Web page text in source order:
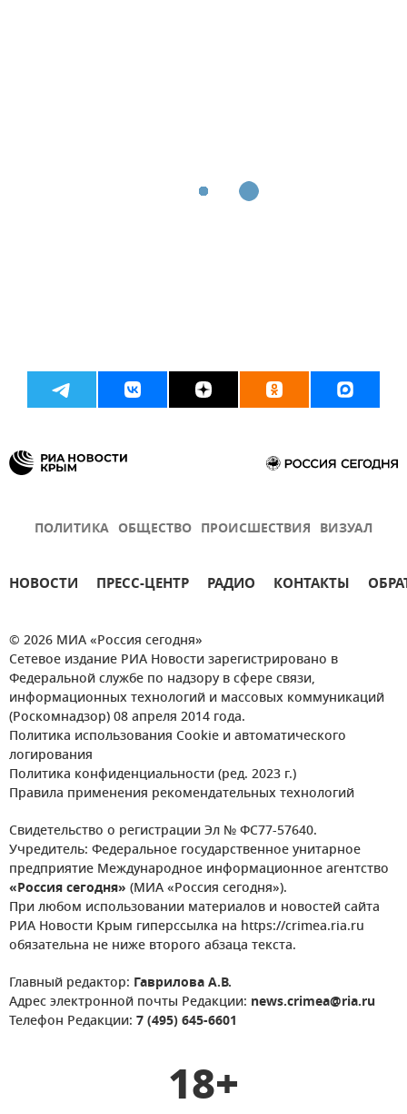
ПОЛИТИКА ОБЩЕСТВО ПРОИСШЕСТВИЯ ВИЗУАЛ
НОВОСТИ ПРЕСС-ЦЕНТР РАДИО КОНТАКТЫ
© 2026 МИА «Россия сегодня»
Сетевое издание РИА Новости зарегистрировано в
Федеральной службе по надзору в сфере связи,
информационных технологий и массовых коммуникаций
(Роскомнадзор) 08 апреля 2014 года.
Политика использования Cookie и автоматического
логирования
Политика конфиденциальности (ред. 2023 г.)
Правила применения рекомендательных технологий
Свидетельство о регистрации Эл № ФС77-57640.
Учредитель: Федеральное государственное унитарное
предприятие Международное информационное агентство
«Россия сегодня» (МИА «Россия сегодня»).
При любом использовании материалов и новостей сайта
РИА Новости Крым гиперссылка на https://crimea.ria.ru
обязательна не ниже второго абзаца текста.
Главный редактор: Гаврилова А.В.
Адрес электронной почты Редакции: news.crimea@ria.ru
Телефон Редакции: 7 (495) 645-6601
18+